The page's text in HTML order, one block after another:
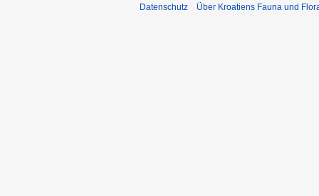
Datenschutz Über Kroatiens Fauna und